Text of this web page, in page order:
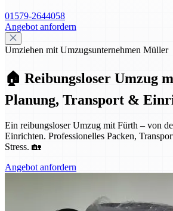
01579-2644058
Angebot anfordern
Umziehen mit Umzugsunternehmen Müller
🏠 Reibungsloser Umzug
Planung, Transport &
Ein reibungsloser Umzug mit Fürth – von
Einrichten. Professionelles Packen,
Stress. 🏡
Angebot anfordern